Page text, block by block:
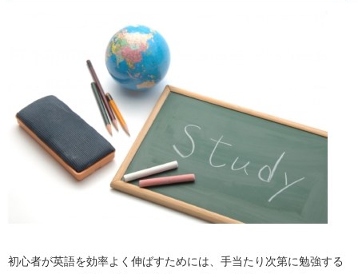
初心者が英語を効率よく伸ばすためには、手当たり次第に勉強する